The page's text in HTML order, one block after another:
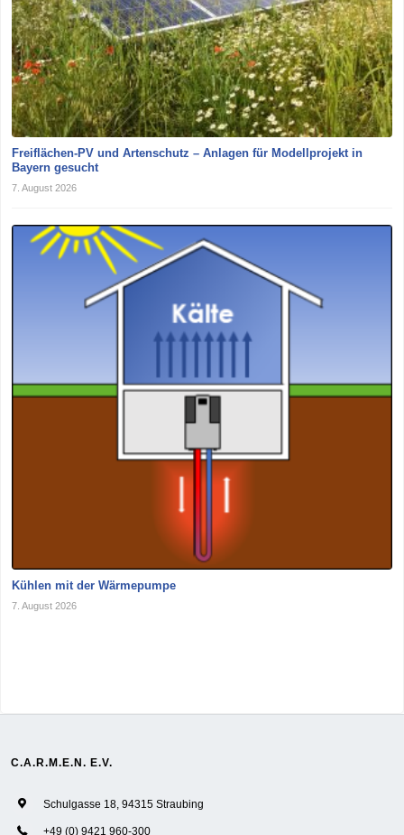
Freiflächen-PV und Artenschutz – Anlagen für Modellprojekt in
Bayern gesucht
7. August 2026
Kühlen mit der Wärmepumpe
7. August 2026
C.A.R.M.E.N. E.V.
Schulgasse 18, 94315 Straubing
+49 (0) 9421 960-300